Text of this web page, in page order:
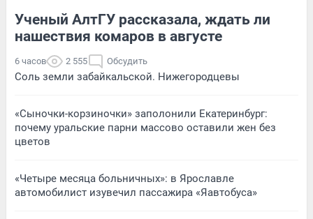
Ученый АлтГУ рассказала, ждать ли
нашествия комаров в августе
6 часов 2 555 Обсудить
Соль земли забайкальской. Нижегородцевы
«Сыночки-корзиночки» заполонили Екатеринбург:
почему уральские парни массово оставили жен без
цветов
«Четыре месяца больничных»: в Ярославле
автомобилист изувечил пассажира «Яавтобуса»